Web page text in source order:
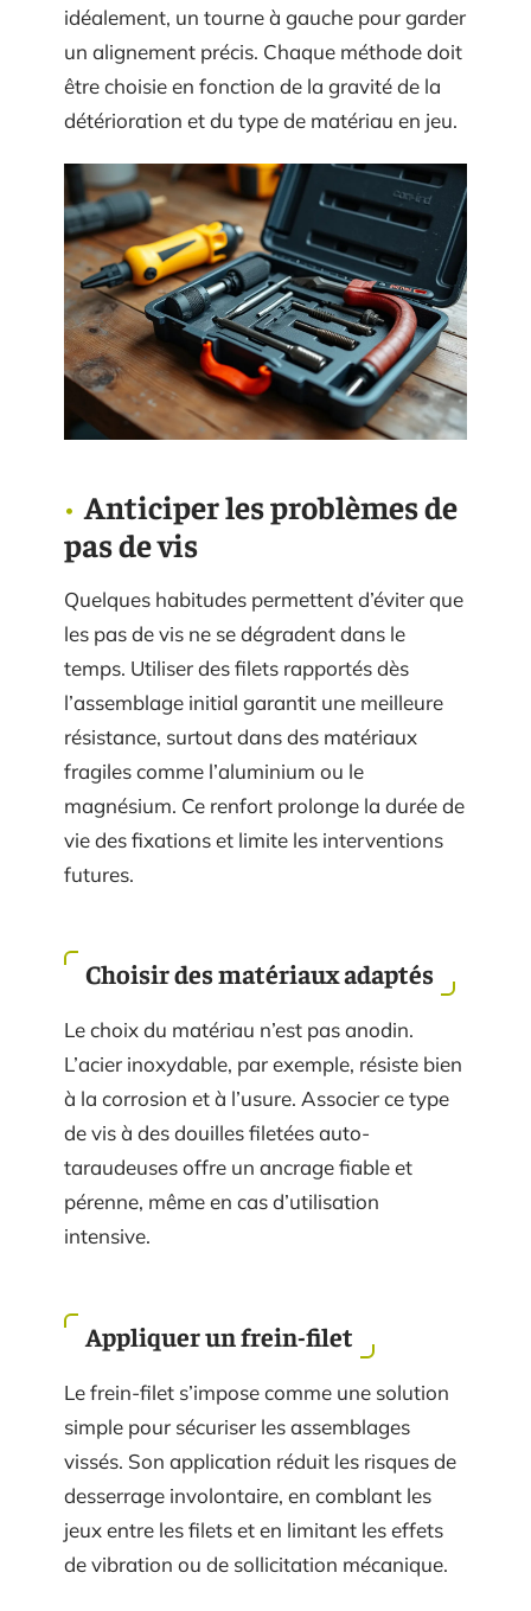
idéalement, un tourne à gauche pour garder
un alignement précis. Chaque méthode doit
être choisie en fonction de la gravité de la
détérioration et du type de matériau en jeu.
Anticiper les problèmes de
pas de vis
Quelques habitudes permettent d’éviter que
les pas de vis ne se dégradent dans le
temps. Utiliser des filets rapportés dès
l’assemblage initial garantit une meilleure
résistance, surtout dans des matériaux
fragiles comme l’aluminium ou le
magnésium. Ce renfort prolonge la durée de
vie des fixations et limite les interventions
futures.
Choisir des matériaux adaptés
Le choix du matériau n’est pas anodin.
L’acier inoxydable, par exemple, résiste bien
à la corrosion et à l’usure. Associer ce type
de vis à des douilles filetées auto-
taraudeuses offre un ancrage fiable et
pérenne, même en cas d’utilisation
intensive.
Appliquer un frein-filet
Le frein-filet s’impose comme une solution
simple pour sécuriser les assemblages
vissés. Son application réduit les risques de
desserrage involontaire, en comblant les
jeux entre les filets et en limitant les effets
de vibration ou de sollicitation mécanique.